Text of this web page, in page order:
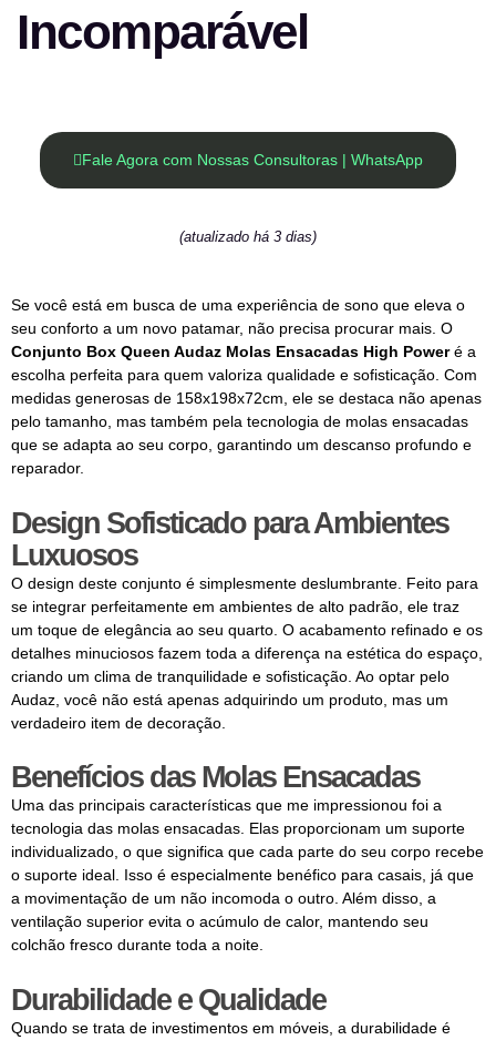
Incomparável
Fale Agora com Nossas Consultoras | WhatsApp
(atualizado há 3 dias)
Se você está em busca de uma experiência de sono que eleva o
seu conforto a um novo patamar, não precisa procurar mais. O
Conjunto Box Queen Audaz Molas Ensacadas High Poweré a
escolha perfeita para quem valoriza qualidade e sofisticação. Com
medidas generosas de 158x198x72cm, ele se destaca não apenas
pelo tamanho, mas também pela tecnologia de molas ensacadas
que se adapta ao seu corpo, garantindo um descanso profundo e
reparador.
Design Sofisticado para Ambientes
Luxuosos
O design deste conjunto é simplesmente deslumbrante. Feito para
se integrar perfeitamente em ambientes de alto padrão, ele traz
um toque de elegância ao seu quarto. O acabamento refinado e os
detalhes minuciosos fazem toda a diferença na estética do espaço,
criando um clima de tranquilidade e sofisticação. Ao optar pelo
Audaz, você não está apenas adquirindo um produto, mas um
verdadeiro item de decoração.
Benefícios das Molas Ensacadas
Uma das principais características que me impressionou foi a
tecnologia das molas ensacadas. Elas proporcionam um suporte
individualizado, o que significa que cada parte do seu corpo recebe
o suporte ideal. Isso é especialmente benéfico para casais, já que
a movimentação de um não incomoda o outro. Além disso, a
ventilação superior evita o acúmulo de calor, mantendo seu
colchão fresco durante toda a noite.
Durabilidade e Qualidade
Quando se trata de investimentos em móveis, a durabilidade é